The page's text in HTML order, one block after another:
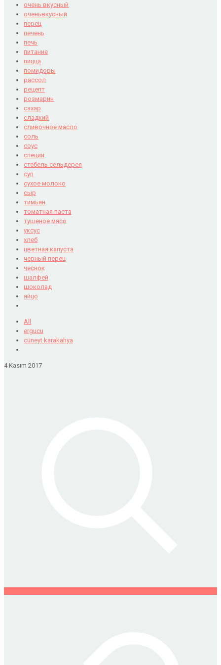
очень вкусный
оченьвкусный
перец
печень
печь
питание
пицца
помидоры
рассол
рецепт
розмарин
сахар
сладкий
сливочное масло
соль
соус
специи
стебель сельдерея
суп
сухое молоко
сыр
тимьян
томатная паста
тушеное мясо
уксус
хлеб
цветная капуста
черный перец
чеснок
шалфей
шоколад
яйцо
All
ergucu
cüneyt karakahya
4 Kasım 2017